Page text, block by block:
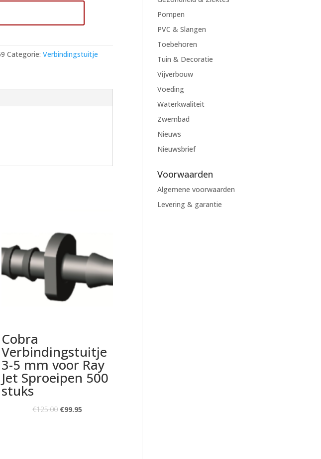
Categorie:Verbindingstuitje
Cobra
Verbindingstuitje
3-5 mm voor Ray
Jet Sproeipen 500
stuks
€125.00 €99.95
Pompen
PVC & Slangen
Toebehoren
Tuin & Decoratie
Vijverbouw
Voeding
Waterkwaliteit
Zwembad
Nieuws
Nieuwsbrief
Voorwaarden
Algemene voorwaarden
Levering & garantie